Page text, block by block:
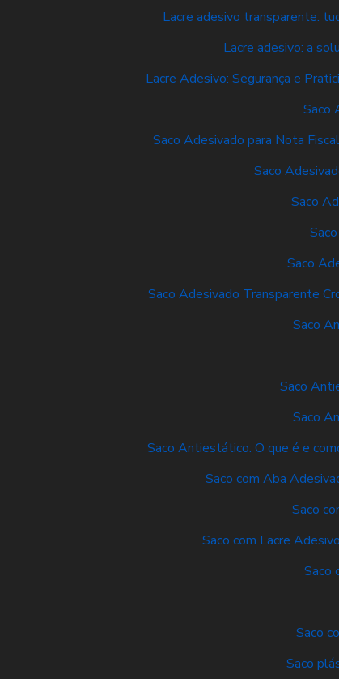
Lacre adesivo transparente:
Lacre adesivo: a
Lacre Adesivo: Segurança e
Saco
Saco Adesivado para Nota
Saco
Saco
Saco
Saco Adesivado Transparente
Saco
Saco
Saco
Saco Antiestático: O que é e
Saco com Aba
Saco
Saco com Lacre
Saco
Saco
Saco